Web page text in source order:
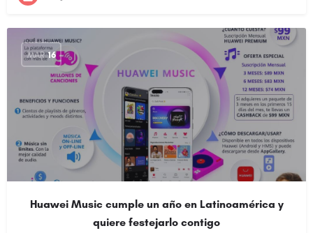
MAR 16
Huawei Music cumple un año en Latinoamérica y
quiere festejarlo contigo